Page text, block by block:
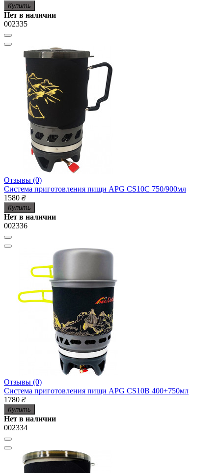
Купить
Нет в наличии
002335
Отзывы (0)
Система приготовления пищи APG CS10C 750/900мл
1580 ₴
Купить
Нет в наличии
002336
Отзывы (0)
Система приготовления пищи APG CS10B 400+750мл
1780 ₴
Купить
Нет в наличии
002334